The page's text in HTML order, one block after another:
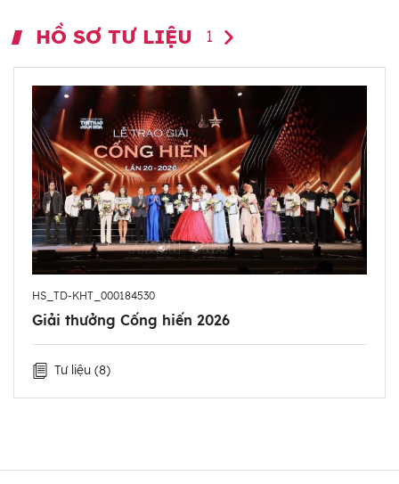
HỒ SƠ TƯ LIỆU 1
HS_TD-KHT_000184530
Giải thưởng Cống hiến 2026
Tư liệu (8)